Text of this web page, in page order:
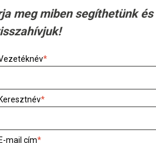
meg miben segíthetünk
*
Keresztnév*
E-mail cím*